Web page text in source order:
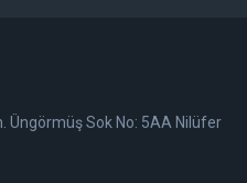
Üngörmüş Sok No: 5AA Nilüfer